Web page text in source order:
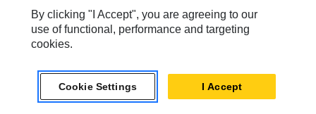
Yetkili Cihaza erişme ve bunları programlama, (b)
herhangi bir Beta Ürünün devam eden
performansını izleme ve (c) herhangi bir Beta Ürün
bilgilere erişme ve bunları kullanma. Caterpillar,
herhangi bir Beta Ürün veya Yetkili Cihaz
Güncellemesini veya Yükseltmesini takiben Müşteri
By clicking "I Accept", you are agreeing to our
use of functional, performance and targeting
cookies.
Cookie Settings I Accept